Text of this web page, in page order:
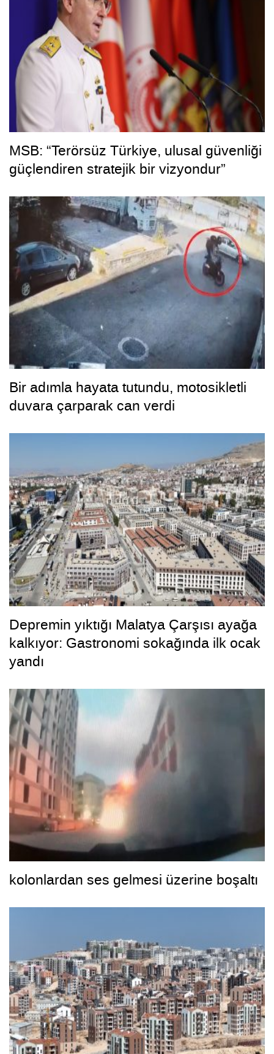
MSB: “Terörsüz Türkiye, ulusal güvenliği
güçlendiren stratejik bir vizyondur”
Bir adımla hayata tutundu, motosikletli
duvara çarparak can verdi
Depremin yıktığı Malatya Çarşısı ayağa
kalkıyor: Gastronomi sokağında ilk ocak
yandı
kolonlardan ses gelmesi üzerine boşaltı